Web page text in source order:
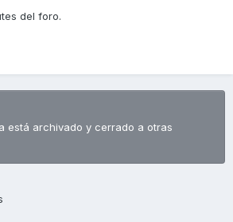
del foro.
está archivado y cerrado a otras